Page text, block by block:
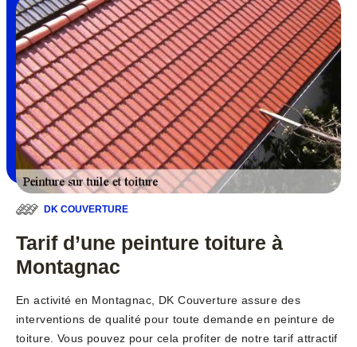
DK COUVERTURE
Tarif d’une peinture toiture à
Montagnac
En activité en Montagnac, DK Couverture assure des
interventions de qualité pour toute demande en peinture de
toiture. Vous pouvez pour cela profiter de notre tarif attractif